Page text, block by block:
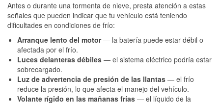
Antes o durante una tormenta de nieve, presta atención a estas
señales que pueden indicar que tu vehículo está teniendo
dificultades en condiciones de frío:
Arranque lento del motor— la batería puede estar débil o
afectada por el frío.
Luces delanteras débiles — el sistema eléctrico podría estar
sobrecargado.
Luz de advertencia de presión de las llantas — el frío
reduce la presión, lo que afecta el manejo del vehículo.
Volante rígido en las mañanas frías — el líquido de la